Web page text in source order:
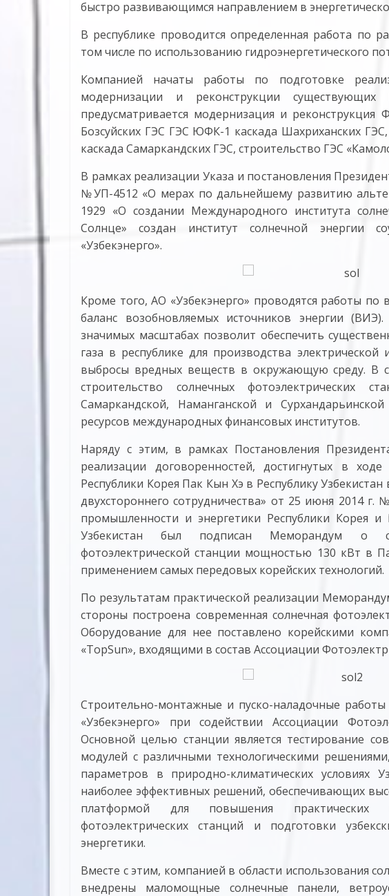
быстро развивающимся направлением в
В республике проводится определенная работа по
том числе по использованию гидроэнергетического
Компанией начаты работы по подготовке
модернизации и реконструкции существующих
предусматривается модернизация и
Бозсуйских ГЭС ГЭС ЮФК-1 каскада Шахриханских
каскада Самаркандских ГЭС, строительство ГЭС
В рамках реализации Указа и постановления
№УП-4512 «О мерах по дальнейшему развитию
1929 «О создании Международного института
Солнце» создан институт солнечной энергии
«Узбекэнерго».
Кроме того, АО «Узбекэнерго» проводятся работы по
баланс возобновляемых источников энергии
значимых масштабах позволит обеспечить
газа в республике для производства
выбросы вредных веществ в окружающую среду. В
строительство солнечных
Самаркандской, Наманганской и
ресурсов международных финансовых институтов.
Наряду с этим, в рамках Постановления
реализации договоренностей, достигнутых в ходе
Республики Корея Пак Кын Хэ в Республику
двухстороннего сотрудничества» от 25 июня 2014
промышленности и энергетики Республики Корея и
Узбекистан был подписан Меморандум о
фотоэлектрической станции мощностью 130 кВт в
применением самых передовых корейских технологий.
По результатам практической реализации
стороны построена современная солнечная
Оборудование для нее поставлено корейскими
«TopSun», входящими в состав Ассоциации
Строительно-монтажные и пуско-наладочные
«Узбекэнерго» при содействии Ассоциации
Основной целью станции является тестирование
модулей с различными технологическими
параметров в природно-климатических условиях
наиболее эффективных решений, обеспечивающих
платформой для повышения практических
фотоэлектрических станций и подготовки
энергетики.
Вместе с этим, компанией в области использования
внедрены маломощные солнечные панели,